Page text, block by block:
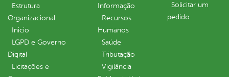
Estrutura
Organizacional
Inicio
LGPD e Governo
Digital
Licitações e
Informação
Recursos
Humanos
Saúde
Tributação
Vigilância
Solicitar um
pedido